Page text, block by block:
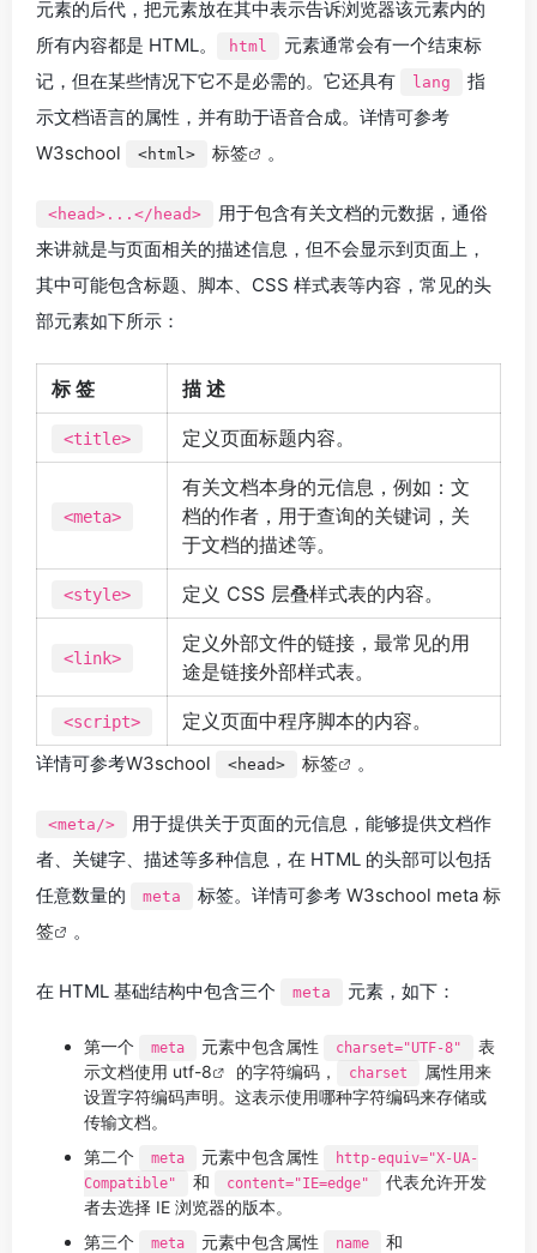
元素的后代，把元素放在其中表示告诉浏览器该元素内的
所有内容都是 HTML。
html
元素通常会有一个结束标
记，但在某些情况下它不是必需的。它还具有
lang
指
示文档语言的属性，并有助于语音合成。详情可参考
W3school
<html> 标签 。
<head>...</head>
用于包含有关文档的元数据，通俗
来讲就是与页面相关的描述信息，但不会显示到页面上，
其中可能包含标题、脚本、CSS 样式表等内容，常见的头
部元素如下所示：
标 签 描 述
<title> 定义页面标题内容。
<meta>
有关文档本身的元信息，例如：文
档的作者，用于查询的关键词，关
于文档的描述等。
<style> 定义 CSS 层叠样式表的内容。
<link>
定义外部文件的链接，最常见的用
途是链接外部样式表。
<script> 定义页面中程序脚本的内容。
详情可参考W3school <head> 标签 。
<meta/>
用于提供关于页面的元信息，能够提供文档作
者、关键字、描述等多种信息，在 HTML 的头部可以包括
任意数量的
meta 标签。详情可参考 W3school meta 标
签
。
在 HTML 基础结构中包含三个 meta 元素，如下：
第一个 meta 元素中包含属性 charset="UTF-8"
表
示文档使用 utf-8 的字符编码， charset
属性用来
设置字符编码声明。这表示使用哪种字符编码来存储或
传输文档。
第二个
meta 元素中包含属性
http-equiv="X-UA-
Compatible"
和 content="IE=edge"
代表允许开发
者去选择 IE 浏览器的版本。
第三个
meta 元素中包含属性 name 和